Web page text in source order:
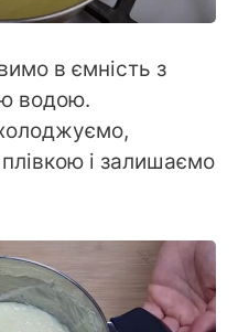
в ємність з
водою.
і залишаємо